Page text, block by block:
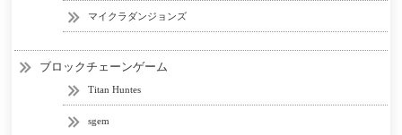
マイクラダンジョンズ
ブロックチェーンゲーム
Titan Huntes
sgem